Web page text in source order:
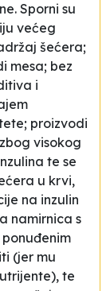
Sporni su
većeg
šećera;
mesa; bez
i
proizvodi
visokog
te se
u krvi,
na inzulin
namirnica s
(jer mu
te